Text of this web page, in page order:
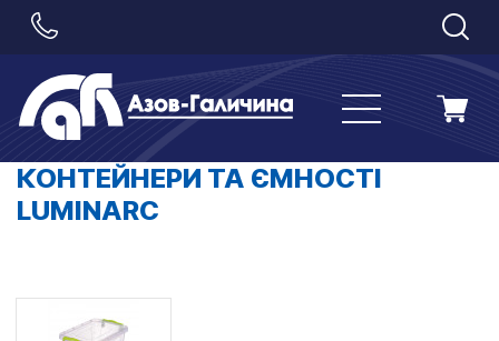
КОНТЕЙНЕРИ ТА ЄМНОСТІ
LUMINARC